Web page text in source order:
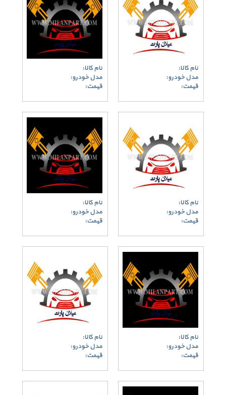
نام کالا:
مدل خودرو:
قیمت:
نام کالا:
مدل خودرو:
قیمت:
نام کالا:
مدل خودرو:
قیمت:
نام کالا:
مدل خودرو:
قیمت:
نام کالا:
مدل خودرو:
قیمت:
نام کالا:
مدل خودرو:
قیمت: